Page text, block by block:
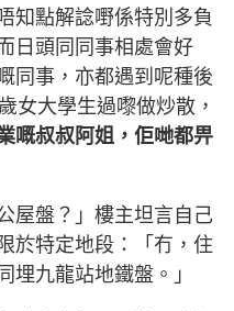
知點解諗嘢係特別多負
日頭同同事相處會好
同事，亦都遇到呢種後
女大學生過嚟做炒散，
嘅叔叔阿姐，佢哋都畀
屋盤？」樓主坦言自己
於特定地段：「冇，住
埋九龍站地鐵盤。」